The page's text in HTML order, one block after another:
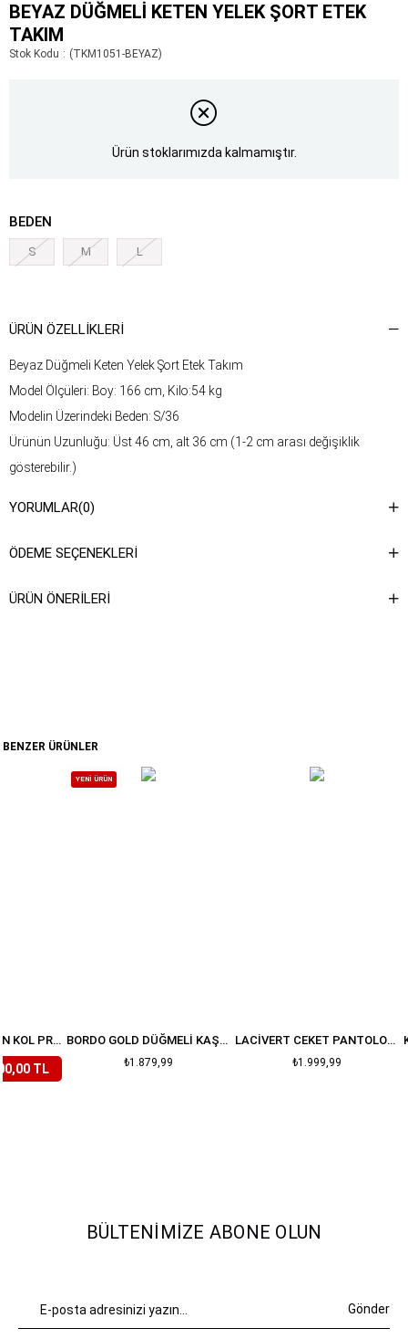
BEYAZ DÜĞMELI KETEN YELEK ŞORT ETEK
TAKIM
Stok Kodu (TKM1051-BEYAZ)
Ürün stoklarımızda kalmamıştır.
BEDEN
S M L
ÜRÜN ÖZELLIKLERI
Beyaz Düğmeli Keten Yelek Şort Etek Takım
Model Ölçüleri: Boy: 166 cm, Kilo:54 kg
Modelin Üzerindeki Beden: S/36
Ürünün Uzunluğu: Üst 46 cm, alt 36 cm (1-2 cm arası değişiklik
gösterebilir.)
Yıkama Talimatı : Ürünün iç kısmında bulunan etiketten yıkama
talimatına ulaşabilirsiniz.
YORUMLAR(0)
ÖDEME SEÇENEKLERI
ÜRÜN ÖNERILERI
BENZER ÜRÜNLER
LILA ÇIÇEKLI BALON KOL PREMIUM TAKIM
TL
BORDO GOLD DÜĞMELI KAŞE ETEK CEKET TAKIM
₺1.879,99
YENI ÜRÜN
LACIVERT CEKET PANTOLON DENIM TAKIM
₺1.999,99
BÜLTENIMIZE ABONE OLUN
Gönder